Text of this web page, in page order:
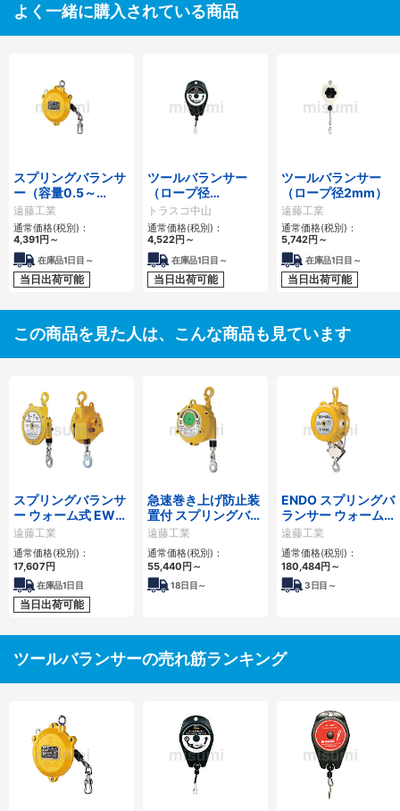
よく一緒に購入されている商品
スプリングバランサ
ー（容量0.5～
90kg）
遠藤工業
通常価格(税別)：
4,391円 ～
在庫品1日目～
当日出荷可能
ツールバランサー
（ロープ径
2.5mm）
トラスコ中山
通常価格(税別)：
4,522円 ～
在庫品1日目～
当日出荷可能
ツールバランサー
（ロープ径2mm）
遠藤工業
通常価格(税別)：
5,742円 ～
在庫品1日目～
当日出荷可能
この商品を見た人は、こんな商品も見ています
スプリングバランサ
ー ウォーム式 EWS
型
遠藤工業
通常価格(税別)：
17,607円
在庫品1日目
当日出荷可能
急速巻き上げ防止装
置付 スプリングバラ
ンサー
遠藤工業
通常価格(税別)：
55,440円 ～
18日目～
ENDO スプリングバ
ランサー ウォーム式
ETP-14・15・16
遠藤工業
通常価格(税別)：
180,484円 ～
3日目～
ツールバランサーの売れ筋ランキング